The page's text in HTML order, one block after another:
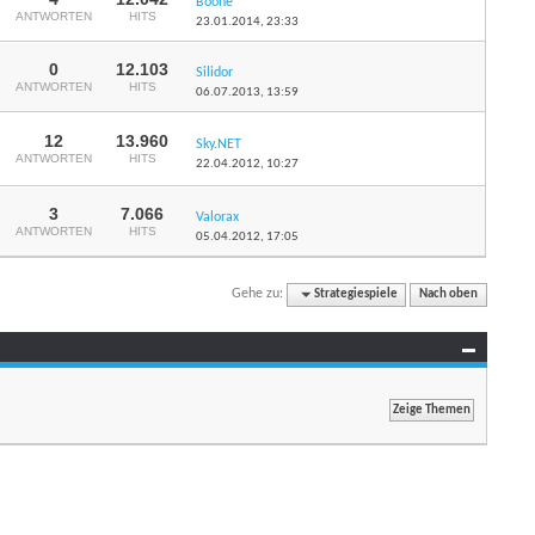
ANTWORTEN HITS 23.01.2014,23:33
0
ANTWORTEN
12.103
HITS
Silidor
06.07.2013, 13:59
12
ANTWORTEN
13.960
HITS
Sky.NET
22.04.2012, 10:27
3
ANTWORTEN
7.066
HITS
Valorax
05.04.2012, 17:05
Gehe zu: Strategiespiele Nach oben